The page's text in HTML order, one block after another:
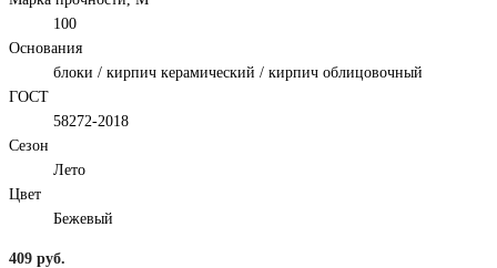
100
Основания
блоки / кирпич керамический / кирпич облицовочный
ГОСТ
58272-2018
Сезон
Лето
Цвет
Бежевый
409 руб.